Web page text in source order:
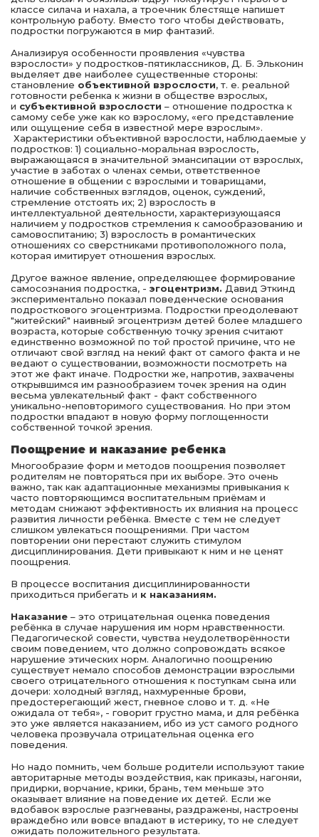
классе силача и нахала, а троечник блес­тяще напишет
контрольную работу. Вместо того чтобы дей­ствовать,
подростки погружаются в мир фантазий.
Анализируя особенности проявления «чувства
взрослости» у подростков-пятиклассников, Д. Б. Эльконин
выделяет две наиболее существенные стороны:
становление объективной взрослости, т. е. реальной
готовности ребенка к жизни в обществе взрослых,
и субъективной взрослости – отношение подростка к
самому себе уже как ко взрослому, «его представление
или ощущение себя в известной мере взрослым».
Характеристики объективной взрослости, наблюдаемые у
подростков: 1) социально-моральная взрослость,
выражающаяся в значительной эмансипации от взрослых,
участие в заботах о членах семьи, ответственное
отношение в общении с взрослыми и товарищами,
наличие собственных взглядов, оценок, суждений,
стремление отстоять их; 2) взрослость в
интеллектуальной деятельности, характеризующаяся
наличием у подростков стремления к самообразованию и
самовоспитанию; 3) взрослость в романтических
отношениях со сверстниками противоположного пола,
которая имитирует отношения взрослых.
Другое важное явление, определяющее формирование
самосознания подростка, - эгоцентризм. Давид Эткинд
экспериментально показал поведенческие основания
подросткового эгоцентризма. Подростки преодолевают
"житейский" наивный эгоцентризм детей более младшего
возраста, которые собственную точку зрения считают
единственно возможной по той простой причине, что не
отличают свой взгляд на некий факт от самого факта и не
ведают о существовании, возможности посмотреть на
этот же факт иначе. Подростки же, напротив, захвачены
открывшимся им разнообразием точек зрения на один
весьма увлекательный факт - факт собственного
уникально-неповторимого существования. Но при этом
подростки впадают в новую форму поглощенности
собственной точкой зрения.
Поощрение и наказание ребенка
Многообразие форм и методов поощрения позволяет
родителям не повторяться при их выборе. Это очень
важно, так как адаптационные механизмы привыкания к
часто повторяющимся воспитательным приёмам и
методам снижают эффективность их влияния на процесс
развития личности ребёнка. Вместе с тем не следует
слишком увлекаться поощрениями. При частом
повторении они перестают служить стимулом
дисциплинирования. Дети привыкают к ним и не ценят
поощрения.
В процессе воспитания дисциплинированности
приходиться прибегать и к наказаниям.
Наказание – это отрицательная оценка поведения
ребёнка в случае нарушения им норм нравственности.
Педагогической совести, чувства неудолетворённости
своим поведением, что должно сопровождать всякое
нарушение этических норм. Аналогично поощрению
существует немало способов демонстрации взрослыми
своего отрицательного отношения к поступкам сына или
дочери: холодный взгляд, нахмуренные брови,
предостерегающий жест, гневное слово и т. д. «Не
ожидала от тебя», - говорит грустно мама, и для ребёнка
это уже является наказанием, ибо из уст самого родного
человека прозвучала отрицательная оценка его
поведения.
Но надо помнить, чем больше родители используют такие
авторитарные методы воздействия, как приказы, нагоняи,
придирки, ворчание, крики, брань, тем меньше это
оказывает влияние на поведение их детей. Если же
вдобавок взрослые разгневаны, раздражены, настроены
враждебно или вовсе впадают в истерику, то не следует
ожидать положительного результата.